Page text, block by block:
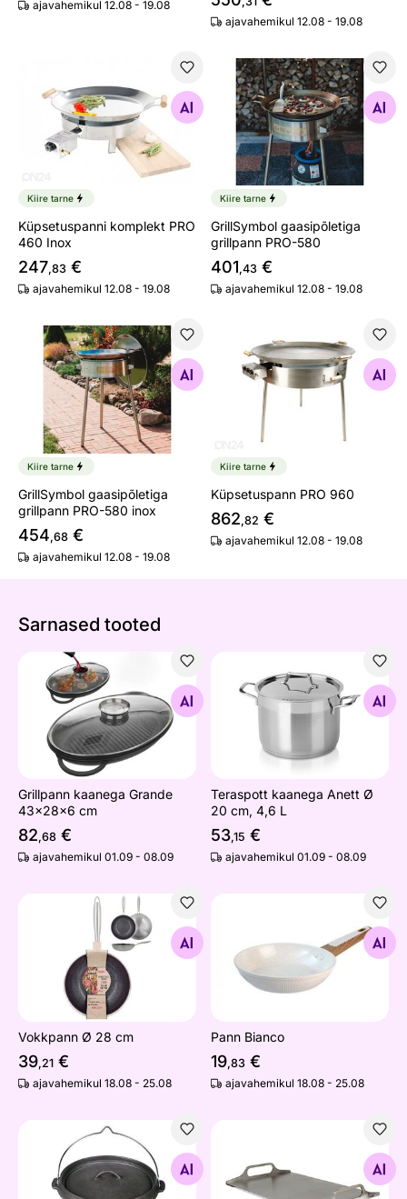
ajavahemikul 12.08 - 19.08
ajavahemikul 12.08 - 19.08
Küpsetuspanni komplekt PRO 460 Inox
Otsi sarnaseid
Kiire tarne
Küpsetuspanni komplekt PRO
460 Inox
247,83 €
ajavahemikul 12.08 - 19.08
GrillSymbol gaasipõletiga
Otsi sarnaseid
Kiire tarne
GrillSymbol gaasipõletiga
grillpann PRO-580
401,43 €
ajavahemikul 12.08 - 19.08
GrillSymbol gaasipõletiga grillpann PRO-580 inox
Otsi sarnaseid
Kiire tarne
GrillSymbol gaasipõletiga
grillpann PRO-580 inox
454,68 €
ajavahemikul 12.08 - 19.08
Küpsetuspann PRO 960
Otsi sarnaseid
Kiire tarne
Küpsetuspann PRO 960
862,82 €
ajavahemikul 12.08 - 19.08
Sarnased tooted
Grillpann kaanega Grande 43x28x6 cm
Otsi sarnaseid
Grillpann kaanega Grande
43x28x6 cm
82,68 €
ajavahemikul 01.09 - 08.09
Teraspott kaanega Anett Ø
Otsi sarnaseid
Teraspott kaanega Anett Ø
20 cm, 4,6 L
53,15 €
ajavahemikul 01.09 - 08.09
Vokkpann Ø 28 cm
Otsi sarnaseid
Vokkpann Ø 28 cm
39,21 €
ajavahemikul 18.08 - 25.08
Otsi sarnaseid
Pann Bianco
19,83 €
ajavahemikul 18.08 - 25.08
Malmist pott kaanega Barbecook 9 L, Ø 32 cm
Otsi sarnaseid Otsi sarnaseid